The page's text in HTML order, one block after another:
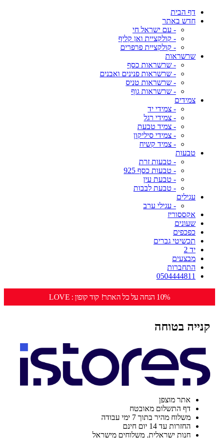
דף הבית
חדש באתר
- עם ישראל חי
- קולקציית ואן קליף
- קולקציית פרפרים
שרשראות
- שרשראות כסף
- שרשראות פנינים ואבנים
- שרשראות טניס
- שרשראות גוף
צמידים
- צמידי יד
- צמידי רגל
- צמיד טבעת
- צמידי סיליקון
- צמיד קשיח
טבעות
- טבעות זרת
- טבעות כסף 925
- טבעת עין
- טבעת לבבות
עגילים
- עגילי ערב
אקססוריז
שעונים
כפכפים
תכשיטי גברים
יד 2
מבצעים
התחברות
0504444811
10% הנחה על כל האתר! קוד קופון : LOVE
קנייה בטוחה
אתר מוצפן
דף התשלום מאובטח
משלוח מהיר בתוך 7 ימי עבודה
החזרות עד 14 יום חינם
חנות ישראלית. משלוחים מישראל